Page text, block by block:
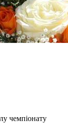
чемпіонату